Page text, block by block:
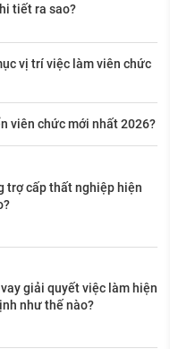
tiết ra sao?
vị trí việc làm viên chức
viên chức mới nhất 2026?
trợ cấp thất nghiệp hiện
giải quyết việc làm hiện
như thế nào?